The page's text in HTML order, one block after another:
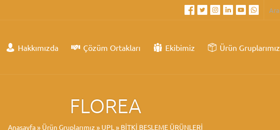
Hakkımızda Çözüm Ortakları Ekibimiz Ürün Gruplarımız
FLOREA
Anasayfa» Ürün Gruplarımız » UPL » BİTKİ BESLEME ÜRÜNLERİ